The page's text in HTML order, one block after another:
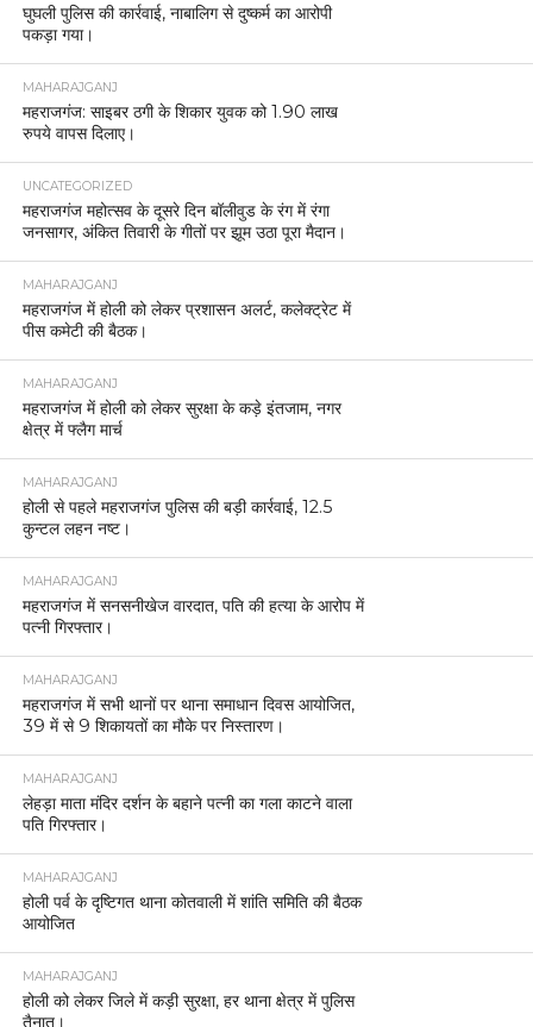
घुघली पुलिस की कार्रवाई, नाबालिग से दुष्कर्म का आरोपी
पकड़ा गया।
MAHARAJGANJ
महराजगंज: साइबर ठगी के शिकार युवक को 1.90 लाख
रुपये वापस दिलाए।
UNCATEGORIZED
महराजगंज महोत्सव के दूसरे दिन बॉलीवुड के रंग में रंगा
जनसागर, अंकित तिवारी के गीतों पर झूम उठा पूरा मैदान।
MAHARAJGANJ
महराजगंज में होली को लेकर प्रशासन अलर्ट, कलेक्ट्रेट में
पीस कमेटी की बैठक।
MAHARAJGANJ
महराजगंज में होली को लेकर सुरक्षा के कड़े इंतजाम, नगर
क्षेत्र में फ्लैग मार्च
MAHARAJGANJ
होली से पहले महराजगंज पुलिस की बड़ी कार्रवाई, 12.5
कुन्टल लहन नष्ट।
MAHARAJGANJ
महराजगंज में सनसनीखेज वारदात, पति की हत्या के आरोप में
पत्नी गिरफ्तार।
MAHARAJGANJ
महराजगंज में सभी थानों पर थाना समाधान दिवस आयोजित,
39 में से 9 शिकायतों का मौके पर निस्तारण।
MAHARAJGANJ
लेहड़ा माता मंदिर दर्शन के बहाने पत्नी का गला काटने वाला
पति गिरफ्तार।
MAHARAJGANJ
होली पर्व के दृष्टिगत थाना कोतवाली में शांति समिति की बैठक
आयोजित
MAHARAJGANJ
होली को लेकर जिले में कड़ी सुरक्षा, हर थाना क्षेत्र में पुलिस
तैनात।